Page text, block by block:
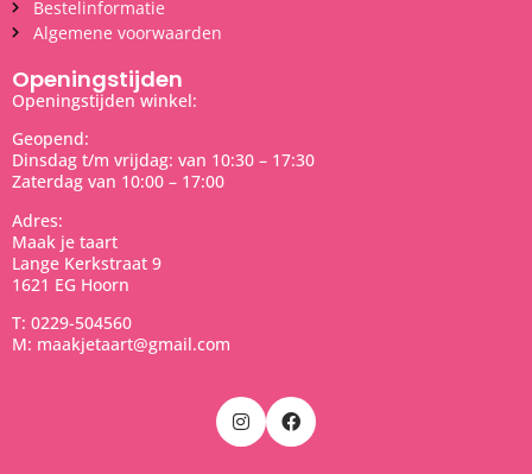
Bestelinformatie
Algemene voorwaarden
Openingstijden
Openingstijden winkel:
Geopend:
Dinsdag t/m vrijdag: van 10:30 – 17:30
Zaterdag van 10:00 – 17:00
Adres:
Maak je taart
Lange Kerkstraat 9
1621 EG Hoorn
T: 0229-504560
M: maakjetaart@gmail.com